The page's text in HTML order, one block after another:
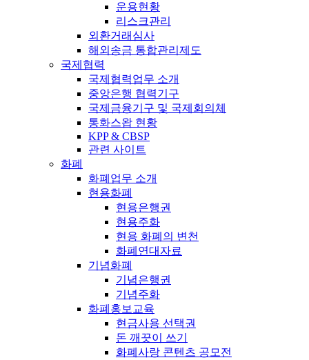
운용현황
리스크관리
외환거래심사
해외송금 통합관리제도
국제협력
국제협력업무 소개
중앙은행 협력기구
국제금융기구 및 국제회의체
통화스왑 현황
KPP & CBSP
관련 사이트
화폐
화폐업무 소개
현용화폐
현용은행권
현용주화
현용 화폐의 변천
화폐연대자료
기념화폐
기념은행권
기념주화
화폐홍보교육
현금사용 선택권
돈 깨끗이 쓰기
화폐사랑 콘텐츠 공모전